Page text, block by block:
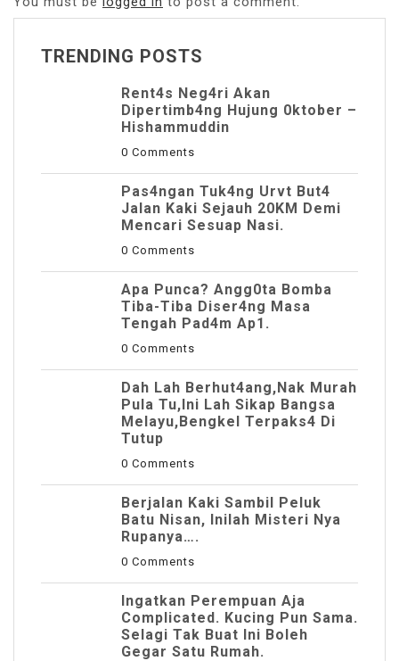
TRENDING POSTS
Rent4s Neg4ri Akan
Dipertimb4ng Hujung 0ktober –
Hishammuddin
0 Comments
Pas4ngan Tuk4ng Urvt But4
JaIan Kaki Sejauh 20KM Demi
Mencari Sesuap Nasi.
0 Comments
Apa Punca? Angg0ta Bomba
Tiba-Tiba Diser4ng Masa
Tengah Pad4m Ap1.
0 Comments
Dah Lah Berhut4ang,Nak Murah
Pula Tu,Ini Lah Sikap Bangsa
Melayu,Bengkel Terpaks4 Di
Tutup
0 Comments
Berjalan Kaki Sambil Peluk
Batu Nisan, Inilah Misteri Nya
Rupanya….
0 Comments
Ingatkan Perempuan Aja
Complicated. Kucing Pun Sama.
Selagi Tak Buat Ini Boleh
Gegar Satu Rumah.